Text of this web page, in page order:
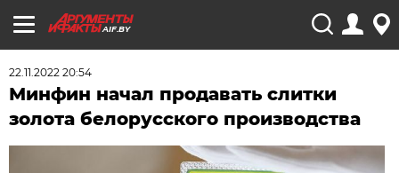
AIF.BY
22.11.2022 20:54
Минфин начал продавать слитки
золота белорусского производства